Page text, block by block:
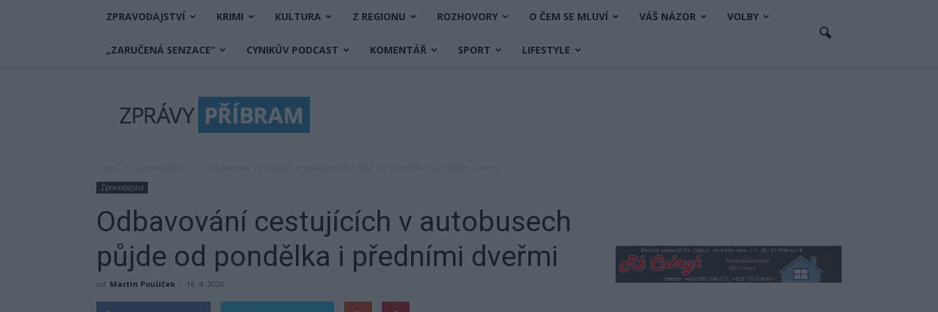
ZPRAVODAJSTVÍ KRIMI KULTURA Z REGIONU ROZHOVORY O ČEM SE MLUVÍ VÁŠ NÁZOR VOLBY
„ZARUČENÁ SENZACE“ CYNIKŮV PODCAST KOMENTÁŘ SPORT LIFESTYLE
Příbram
Zpravodajství
Odbavování cestujících v autobusech
půjde od pondělka i předními dveřmi
od Martin Poulíček - 16. 4. 2020